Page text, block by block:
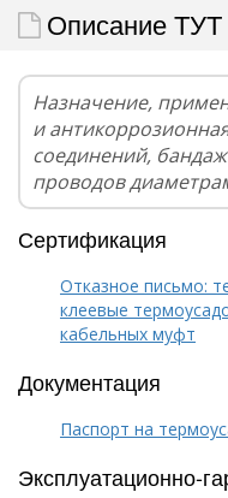
Описание ТУТ
Назначение,
и
соединений,
проводов
Сертификация
Отказное письмо:
клеевые
кабельных муфт
Документация
Паспорт на
Эксплуатационно-